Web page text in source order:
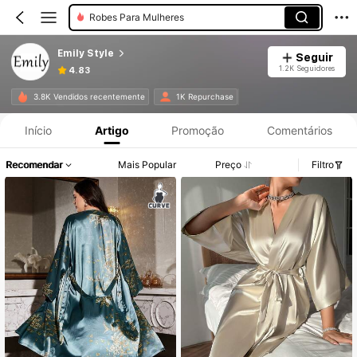
Robes Para Mulheres
Emily Style
4.83
Seguir
1.2K Seguidores
3.8K Vendidos recentemente 1K Repurchase
Informações do Produto: Divulgação de Preço, Vendas e Detalhes de Stock.
Início Artigo Promoção Comentários
Recomendar Mais Popular Preço Filtro